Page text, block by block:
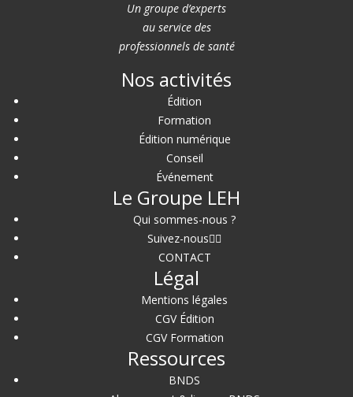
Un groupe d’experts
au service des
professionnels de santé
Nos activités
Édition
Formation
Édition numérique
Conseil
Événement
Le Groupe LEH
Qui sommes-nous ?
Suivez-nous
CONTACT
Légal
Mentions légales
CGV Édition
CGV Formation
Ressources
BNDS